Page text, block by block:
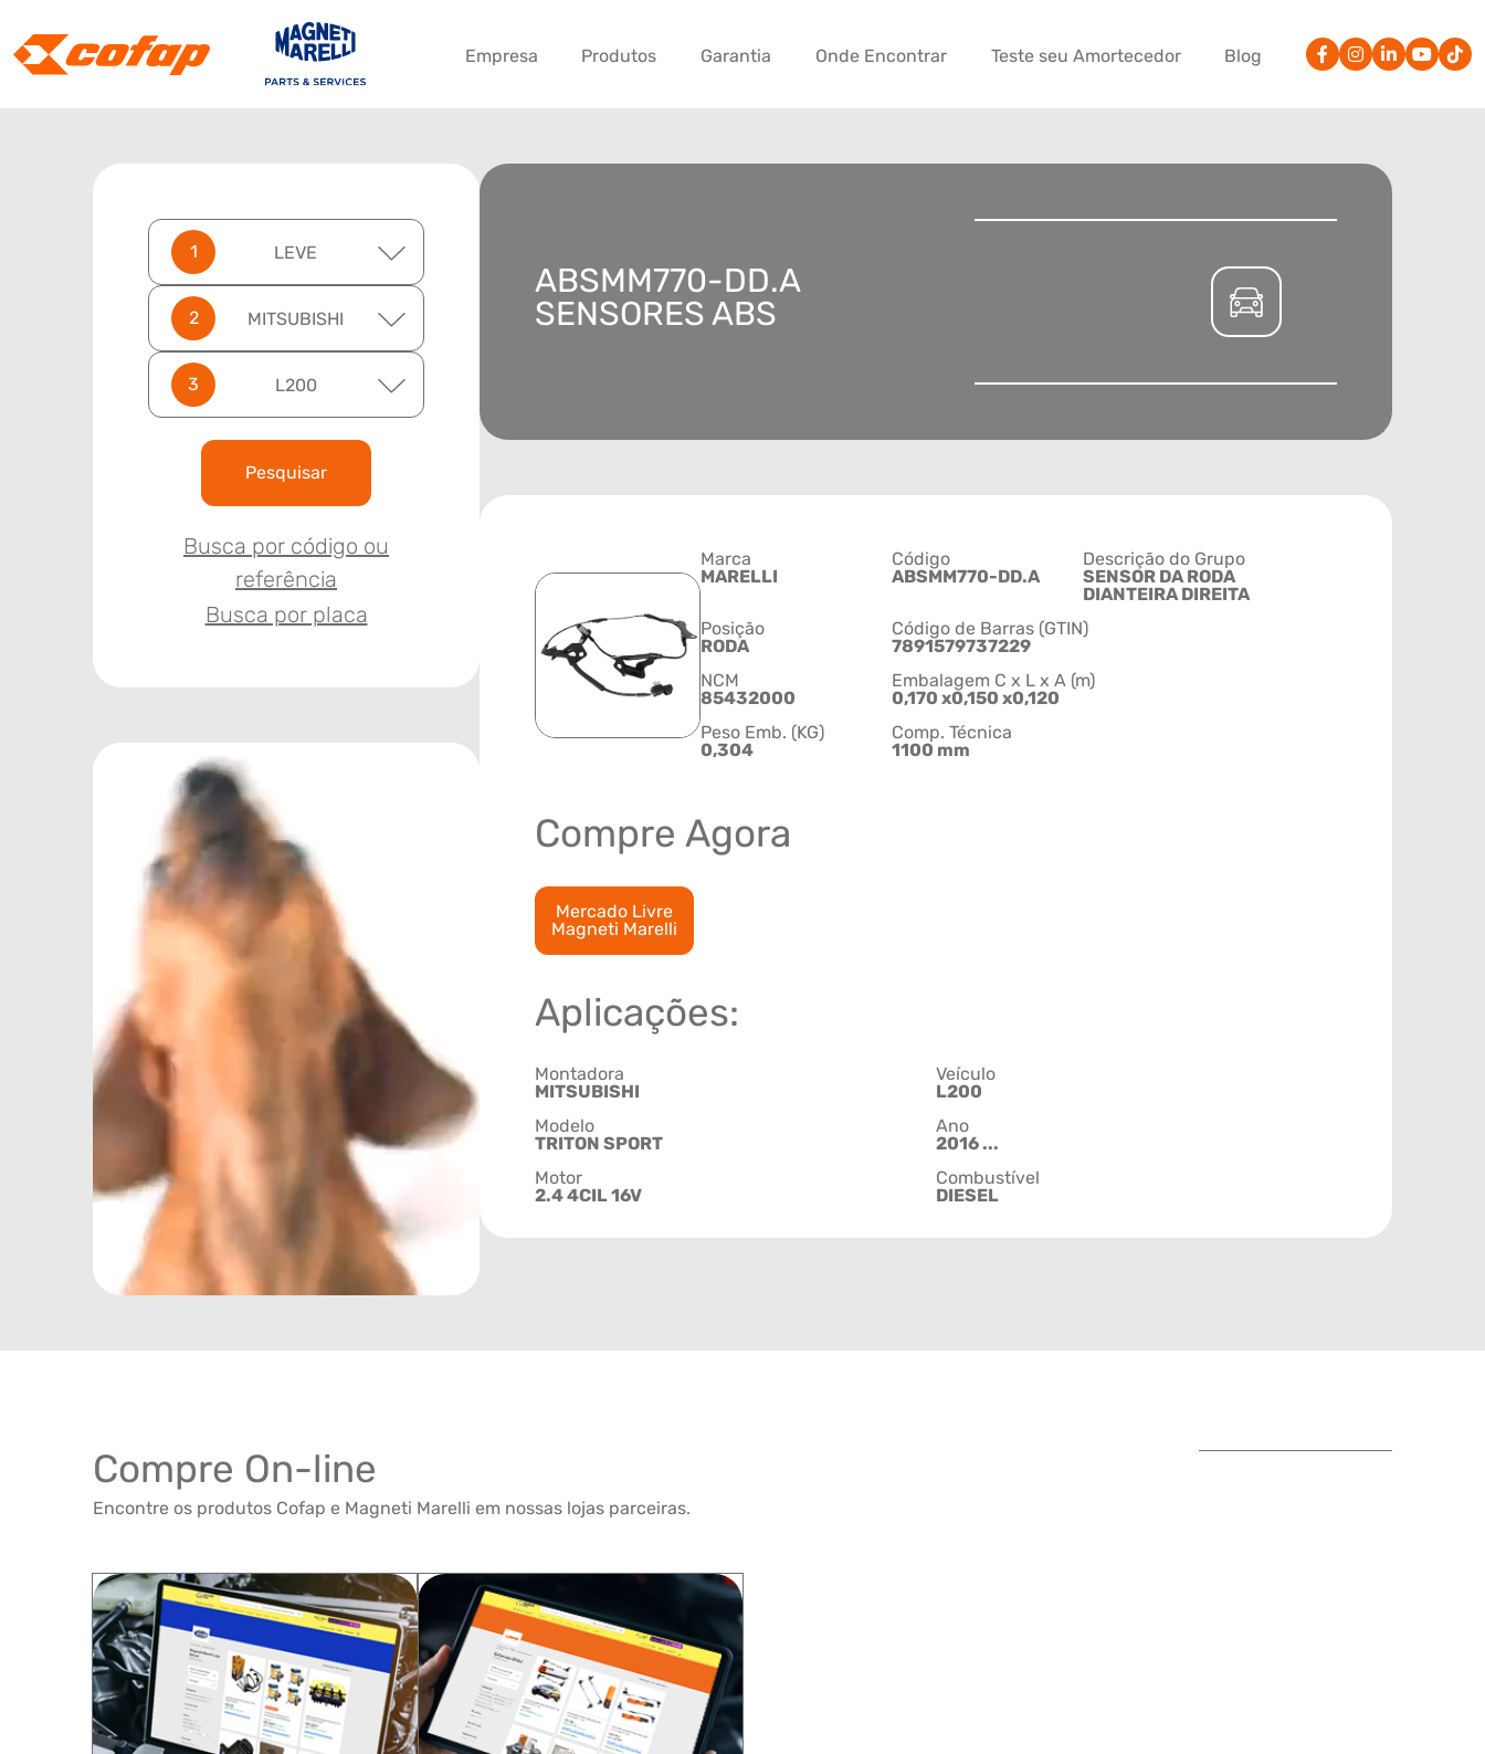
Empresa Produtos Garantia Onde Encontrar Teste seu Amortecedor Blog
LEVE
MITSUBISHI
L200
Pesquisar
Busca por código ou
referência
Busca por placa
ABSMM770-DD.A
SENSORES ABS
Marca
MARELLI
Código
ABSMM770-DD.A
Descrição do Grupo
SENSOR DA RODA
DIANTEIRA DIREITA
Posição
RODA
Código de Barras (GTIN)
7891579737229
NCM
85432000
Embalagem C x L x A (m)
0,170 x0,150 x0,120
Peso Emb. (KG)
0,304
Comp. Técnica
1100 mm
Compre Agora
Mercado Livre
Magneti Marelli
Aplicações:
Montadora
MITSUBISHI
Veículo
L200
Modelo
TRITON SPORT
Ano
2016 ...
Motor
2.4 4CIL 16V
Combustível
DIESEL
Compre On-line
Encontre os produtos Cofap e Magneti Marelli em nossas lojas parceiras.